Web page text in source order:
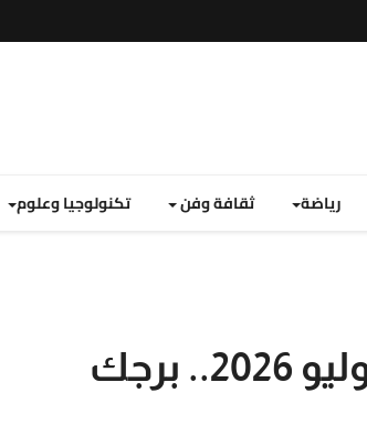
رياضة ثقافة وفن تكنولوجيا وعلوم
توقعات برج الجدي لشهر يوليو 2026.. برجك